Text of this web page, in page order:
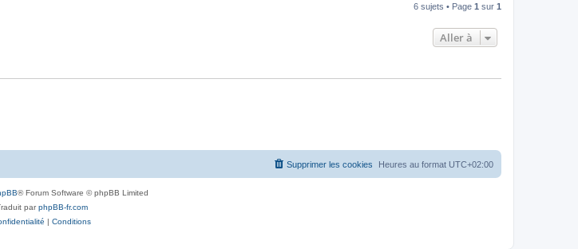
6 sujets • Page 1 sur 1
Aller à
Heures au format UTC+02:00
Supprimer les cookies
® Forum Software © phpBB Limited
parphpBB-fr.com
| Conditions